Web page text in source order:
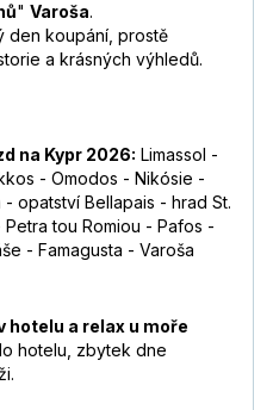
" Varoša.
den koupání, prostě
a krásných výhledů.
na Kypr 2026: Limassol -
- Omodos - Nikósie -
opatství Bellapais - hrad St.
tou Romiou - Pafos -
- Famagusta - Varoša
hotelu a relax u moře
hotelu, zbytek dne